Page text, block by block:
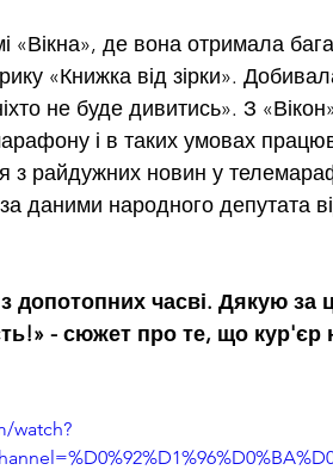
«Вікна», де вона отримала
«Книжка від зірки».
не буде дивитись». З
і в таких умовах
з райдужних новин у
даними народного депутата
допотопних часві. Дякую за
- сюжет про те, що кур'єр
watch?